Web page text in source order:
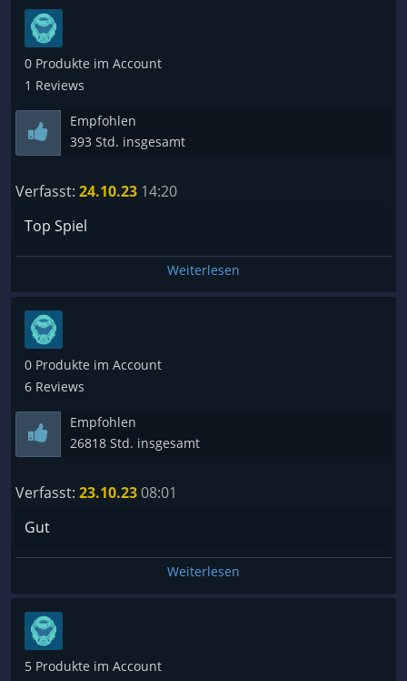
passt da noch eine Siedlung hin?
Mit dem letzten Update, kamen ein paar qualitiy of
life dinge dazu, sowie spannende Neuerungen. Ich
bin gespannt, was da noch alles kommt.
optimistisch, dass zur Veröffentlichung der
Vollversion, ein Schmuckstück präsentabel ist.
0 Produkte im Account
1 Reviews
Empfohlen
393 Std. insgesamt
Verfasst: 24.10.23 14:20
Top Spiel
Weiterlesen
0 Produkte im Account
6 Reviews
Empfohlen
26818 Std. insgesamt
Verfasst: 23.10.2308:01
Gut
Weiterlesen
5 Produkte im Account